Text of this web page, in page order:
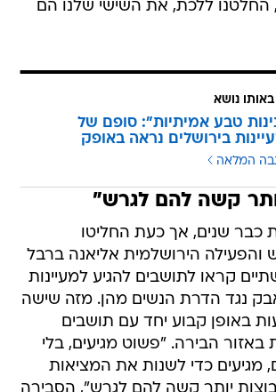
החלטנו ללכת, את השישי שלנו הם
נושא
טבע אמיתיות": סופם של
בירושלים נראה באופק
המלאה
קשה להם לגרש"
כבר שנים, אך כעת החליטו
והפעילה הירושלמית אליאנה ברבל
קראו לתושבים להגיע למעיינות
נגד הדרת הנשים מהן. מזה שישה
באופן קבוע יחד עם תושבים
באזור הבירה. "פשוט מגיעים, בלי
מגיעים כדי לשנות את המציאות